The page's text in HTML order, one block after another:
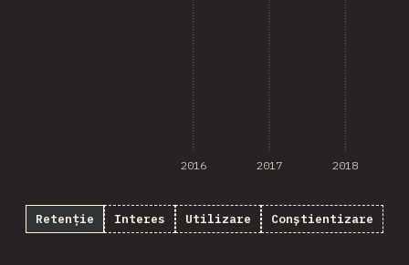
2016 2017 2018
Retenție Interes Utilizare Conștientizare